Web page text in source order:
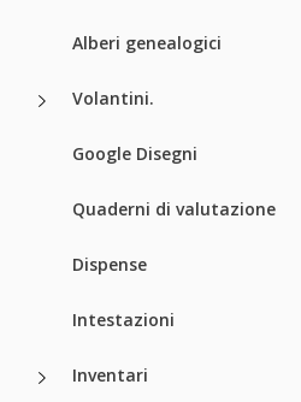
Alberi genealogici
Volantini.
Google Disegni
Quaderni di valutazione
Dispense
Intestazioni
Inventari